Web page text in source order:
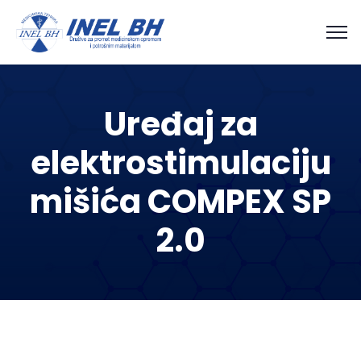
Uređaj za
elektrostimulaciju
mišića COMPEX SP
2.0